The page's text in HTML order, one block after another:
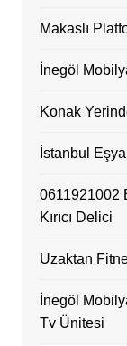
Makaslı
İnegöl
Konak
İstanbul
0611921002
Kırıcı Delici
Uzaktan
İnegöl
Tv Ünitesi